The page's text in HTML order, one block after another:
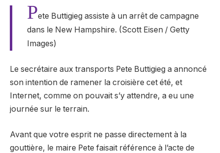
Pete Buttigieg assiste à un arrêt de campagne
dans le New Hampshire. (Scott Eisen / Getty
Images)
Le secrétaire aux transports Pete Buttigieg a annoncé
son intention de ramener la croisière cet été, et
Internet, comme on pouvait s’y attendre, a eu une
journée sur le terrain.
Avant que votre esprit ne passe directement à la
gouttière, le maire Pete faisait référence à l’acte de